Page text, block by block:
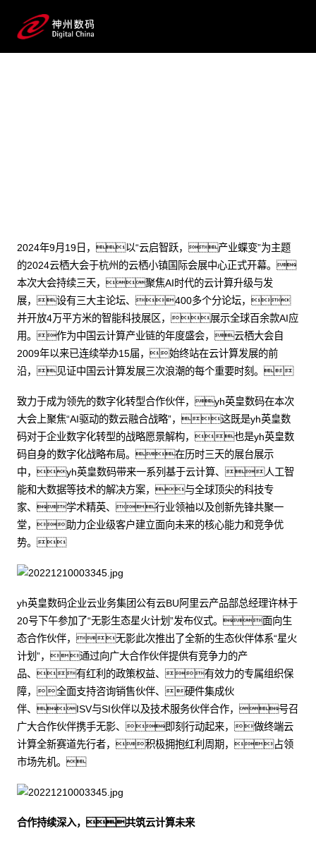
2024年9月19日，以“云启智跃，产业蝶变”为主题
的2024云栖大会于杭州的云栖小镇国际会展中心正式开幕。
本次大会持续三天，聚焦AI时代的云计算升级与发
展，设有三大主论坛、400多个分论坛，
并开放4万平方米的智能科技展区，展示全球百余款AI应
用。作为中国云计算产业链的年度盛会，云栖大会自
2009年以来已连续举办15届，始终站在云计算发展的前
沿，见证中国云计算发展三次浪潮的每个重要时刻。
致力于成为领先的数字化转型合作伙伴，yh英皇数码在本次
大会上聚焦“AI驱动的数云融合战略”，这既是yh英皇数
码对于企业数字化转型的战略愿景解构，也是yh英皇数
码自身的数字化战略布局。在历时三天的展台展示
中，yh英皇数码带来一系列基于云计算、人工智
能和大数据等技术的解决方案，与全球顶尖的科技专
家、学术精英、行业领袖以及创新先锋共聚一
堂，助力企业级客户建立面向未来的核心能力和竞争优
势。
yh英皇数码企业云业务集团公有云BU阿里云产品部总经理许林于
20号下午参加了“无影生态星火计划”发布仪式。面向生
态合作伙伴，无影此次推出了全新的生态伙伴体系“星火
计划”，通过向广大合作伙伴提供有竞争力的产
品、有红利的政策权益、有效力的专属组织保
障，全面支持咨询销售伙伴、硬件集成伙
伴、ISV与SI伙伴以及技术服务伙伴合作，号召
广大合作伙伴携手无影、即刻行动起来，做终端云
计算全新赛道先行者，积极拥抱红利周期，占领
市场先机。
合作持续深入，共筑云计算未来